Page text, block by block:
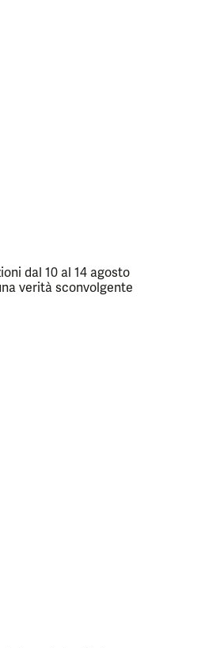
dal 10 al 14 agosto
verità sconvolgente